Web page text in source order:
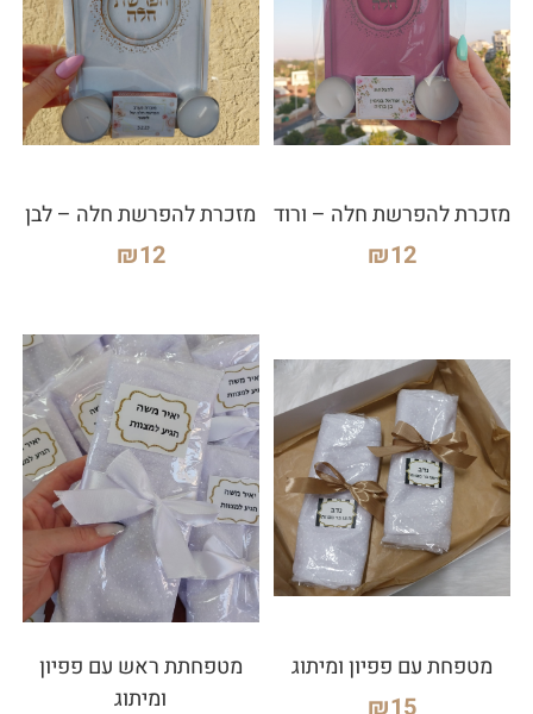
מזכרת להפרשת חלה – ורוד
₪12
מזכרת להפרשת חלה – לבן
₪12
מטפחת עם פפיון ומיתוג
מטפחתת ראש עם פפיון
ומיתוג